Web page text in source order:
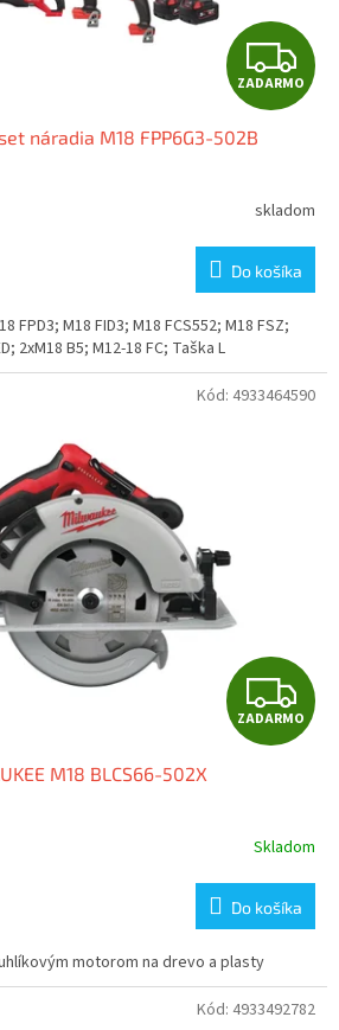
Z
A
A
R
M
ZADARMO
náradia M18 FPP6G3-502B
skladom
Do košíka
FPD3; M18 FID3; M18 FCS552; M18 FSZ;
2xM18 B5; M12-18 FC; Taška L
Z
A
A
R
M
O
ZADARMO
M18 BLCS66-502X
Skladom
Do košíka
motorom na drevo a plasty
Kód: 4933464590
Kód: 4933492782